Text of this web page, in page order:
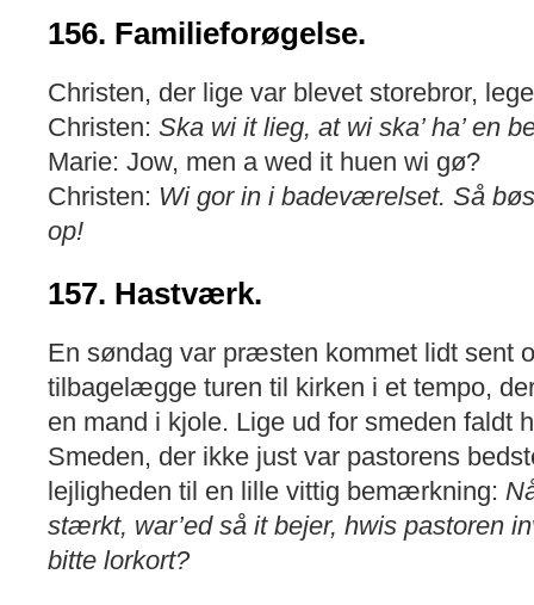
156. Familieforøgelse.
Christen, der lige var blevet storebror,
Christen: Ska wi it lieg, at wi ska’ ha’ en
Marie: Jow, men a wed it huen wi gø?
Christen: Wi gor in i badeværelset. Så
op!
157. Hastværk.
En søndag var præsten kommet lidt sent
tilbagelægge turen til kirken i et tempo,
en mand i kjole. Lige ud for smeden faldt
Smeden, der ikke just var pastorens
lejligheden til en lille vittig bemærkning:
stærkt, war’ed så it bejer, hwis pastoren
bitte lorkort?